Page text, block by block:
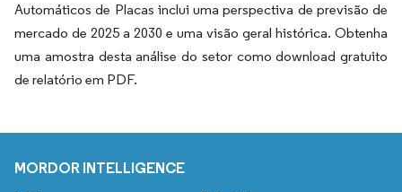
Automáticos de Placas inclui uma perspectiva de previsão de
mercado de 2025 a 2030 e uma visão geral histórica. Obtenha
uma amostra desta análise do setor como download gratuito
de relatório em PDF.
MORDOR INTELLIGENCE